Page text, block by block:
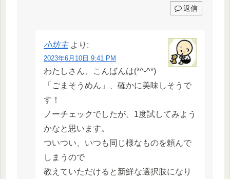
返信
小坊主 より:
2023年6月10日 9:41 PM
わたしさん、こんばんは(*^-^*)
「ごまそうめん」、確かに美味しそうで
す！
ノーチェックでしたが、1度試してみよう
かなと思います。
ついつい、いつも同じ様なものを頼んで
しまうので
教えていただけると新鮮な選択肢になり